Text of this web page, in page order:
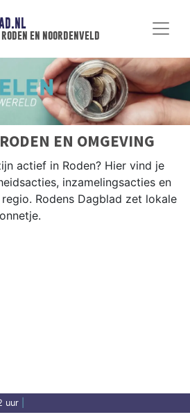
en noordenveld
EN OMGEVING
actief in Roden? Hier vind je
inzamelingsacties en
Rodens Dagblad zet lokale
uur